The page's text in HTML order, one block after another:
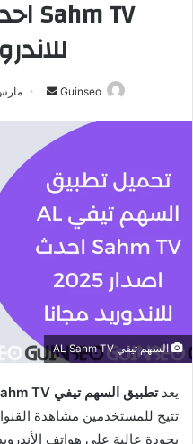
Guinseo
أرسل مارس 11,
السهم تيفي AL Sahm TV
يعدتطبيق السهم تيفي AL Sahm TV
تتيح للمستخدمين مشاهدة
بجودة عالية على هواتف